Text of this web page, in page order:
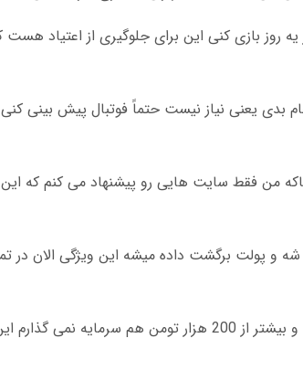
برای مثال نمی تونی بیش از 5 میلیون تومن در یه روز بازی کنی این برای جلوگیری از
بدی یعنی نیاز نیست حتماً فوتبال پیش بینی
من فقط سایت هایی رو پیشنهاد می کنم که
می شه و پولت برگشت داده میشه این ویژگی الان در
من شخصاً ماهانه حدود 3 بار بازی انفجار می کنم چون فقط برای سرگرمی هست و بیشتر از 200 هزار تومن هم